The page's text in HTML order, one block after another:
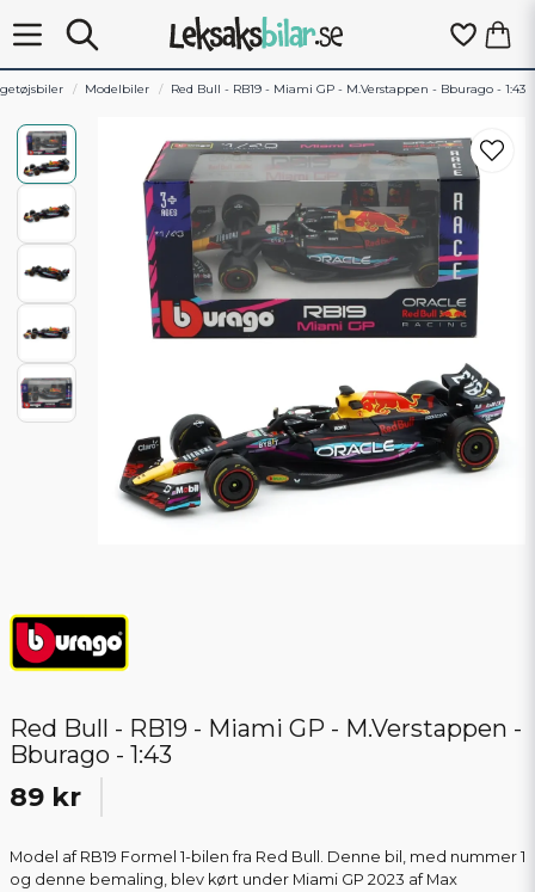
Modelbiler Red Bull - RB19 - Miami GP - M.Verstappen - Bburago - 1:43
Red Bull - RB19 - Miami GP - M.Verstappen -
Bburago - 1:43
89 kr
Model af RB19 Formel 1-bilen fra Red Bull. Denne bil, med nummer 1
og denne bemaling, blev kørt under Miami GP 2023 af Max